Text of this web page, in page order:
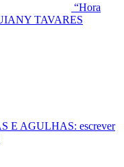
“Hora
TAVARES
E AGULHAS: escrever